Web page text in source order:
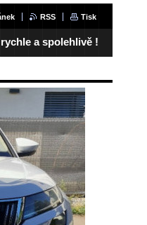
RSS Tisk
a spolehlivě !